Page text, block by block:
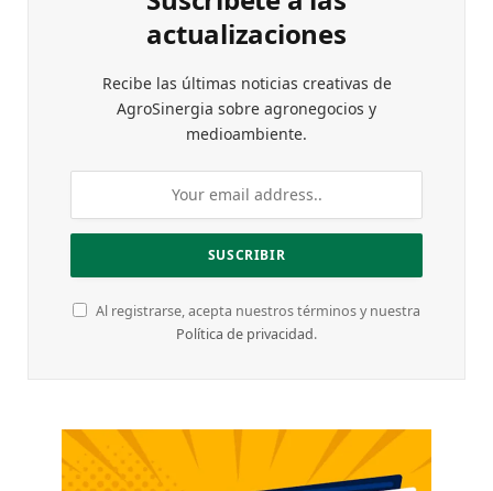
actualizaciones
Recibe las últimas noticias creativas de
AgroSinergia sobre agronegocios y
medioambiente.
Al registrarse, acepta nuestros términos y nuestra
Política de privacidad.